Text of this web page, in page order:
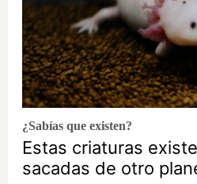
¿Sabías que existen?
Estas criaturas
sacadas de otro